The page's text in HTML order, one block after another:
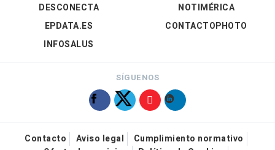
DESCONECTA
EPDATA.ES
INFOSALUS
NOTIMÉRICA
CONTACTOPHOTO
SÍGUENOS
Contacto Aviso legal
Cumplimiento normativo